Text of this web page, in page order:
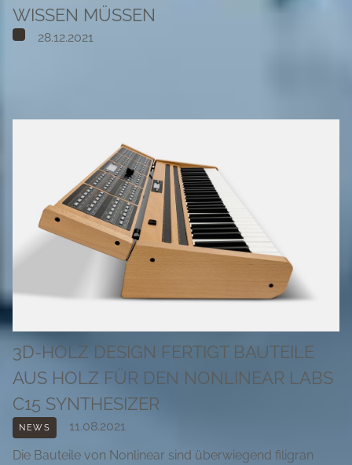
WISSEN MÜSSEN
28.12.2021
3D-HOLZ DESIGN FERTIGT BAUTEILE
AUS HOLZ FÜR DEN NONLINEAR LABS
C15 SYNTHESIZER
NEWS
11.08.2021
Die Bauteile von Nonlinear sind überwiegend filigran